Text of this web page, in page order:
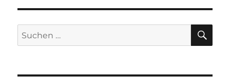
Suchen
nach: